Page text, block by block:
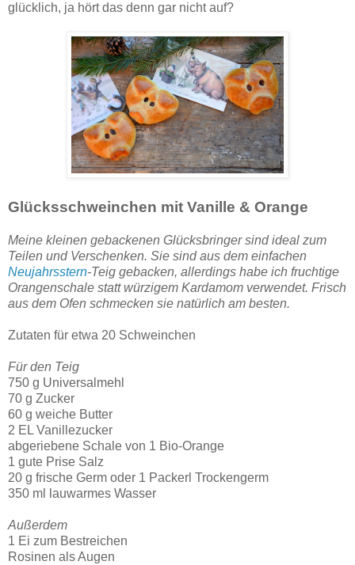
glücklich, ja hört das denn gar nicht auf?
Glücksschweinchen mit Vanille & Orange
Meine kleinen gebackenen Glücksbringer sind ideal zum
Teilen und Verschenken. Sie sind aus dem einfachen
Neujahrsstern-Teig gebacken, allerdings habe ich fruchtige
Orangenschale statt würzigem Kardamom verwendet. Frisch
aus dem Ofen schmecken sie natürlich am besten.
Zutaten für etwa 20 Schweinchen
Für den Teig
750 g Universalmehl
70 g Zucker
60 g weiche Butter
2 EL Vanillezucker
abgeriebene Schale von 1 Bio-Orange
1 gute Prise Salz
20 g frische Germ oder 1 Packerl Trockengerm
350 ml lauwarmes Wasser
Außerdem
1 Ei zum Bestreichen
Rosinen als Augen